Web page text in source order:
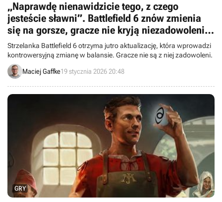
„Naprawdę nienawidzicie tego, z czego
jesteście sławni”. Battlefield 6 znów zmienia
się na gorsze, gracze nie kryją niezadowolenia
jednym ruchem EA DICE
Strzelanka Battlefield 6 otrzyma jutro aktualizację, która wprowadzi
kontrowersyjną zmianę w balansie. Gracze nie są z niej zadowoleni.
Maciej Gaffke19 stycznia 2026 20:48
GRY